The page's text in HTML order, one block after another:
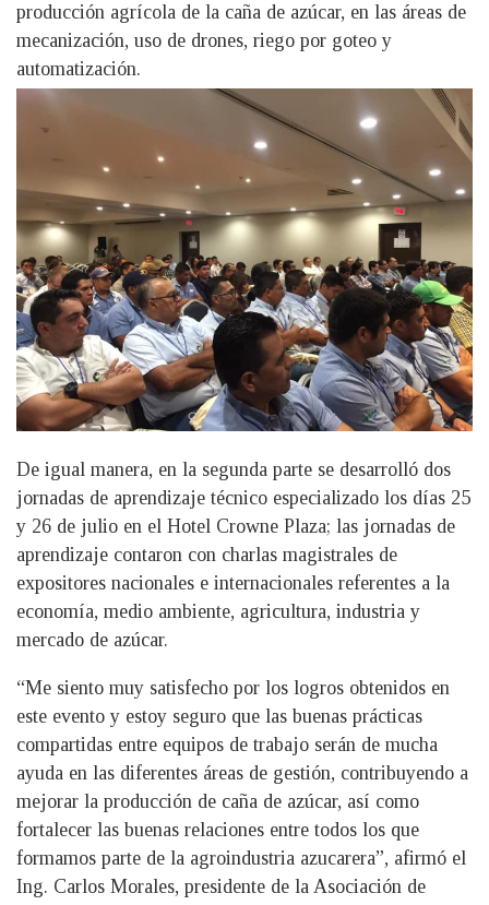
producción agrícola de la caña de azúcar, en las áreas de
mecanización, uso de drones, riego por goteo y
automatización.
De igual manera, en la segunda parte se desarrolló dos
jornadas de aprendizaje técnico especializado los días 25
y 26 de julio en el Hotel Crowne Plaza; las jornadas de
aprendizaje contaron con charlas magistrales de
expositores nacionales e internacionales referentes a la
economía, medio ambiente, agricultura, industria y
mercado de azúcar.
“Me siento muy satisfecho por los logros obtenidos en
este evento y estoy seguro que las buenas prácticas
compartidas entre equipos de trabajo serán de mucha
ayuda en las diferentes áreas de gestión, contribuyendo a
mejorar la producción de caña de azúcar, así como
fortalecer las buenas relaciones entre todos los que
formamos parte de la agroindustria azucarera”, afirmó el
Ing. Carlos Morales, presidente de la Asociación de